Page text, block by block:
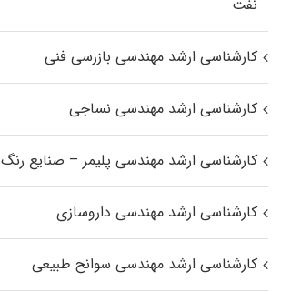
نفت
کارشناسی ارشد مهندسی بازرسی فنی
کارشناسی ارشد مهندسی نساجی
کارشناسی ارشد مهندسی پلیمر – صنایع رنگ
کارشناسی ارشد مهندسی داروسازی
کارشناسی ارشد مهندسی سوانح طبیعی